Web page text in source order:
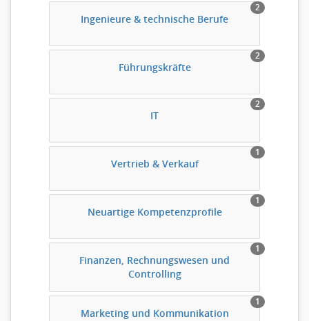
Ingenieure & technische Berufe
2
Führungskräfte
2
IT
2
Vertrieb & Verkauf
1
Neuartige Kompetenzprofile
1
Finanzen, Rechnungswesen und
Controlling
1
Marketing und Kommunikation
1